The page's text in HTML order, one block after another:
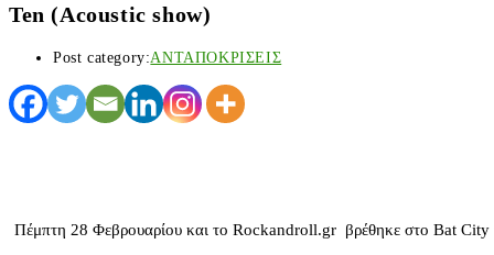
Ten (Acoustic show)
Post category:ΑΝΤΑΠΟΚΡΙΣΕΙΣ
Πέμπτη 28 Φεβρουαρίου και το Rockandroll.gr βρέθηκε στο Bat City